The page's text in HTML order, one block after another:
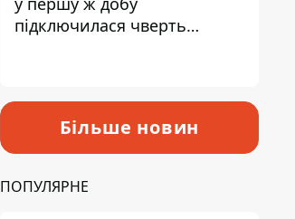
підключилася чверть
Більше новин
ПОПУЛЯРНЕ